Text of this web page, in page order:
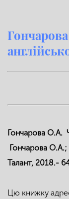
Гончарова О.А.
Гончарова
Талант, 2018.-
Цю книжку